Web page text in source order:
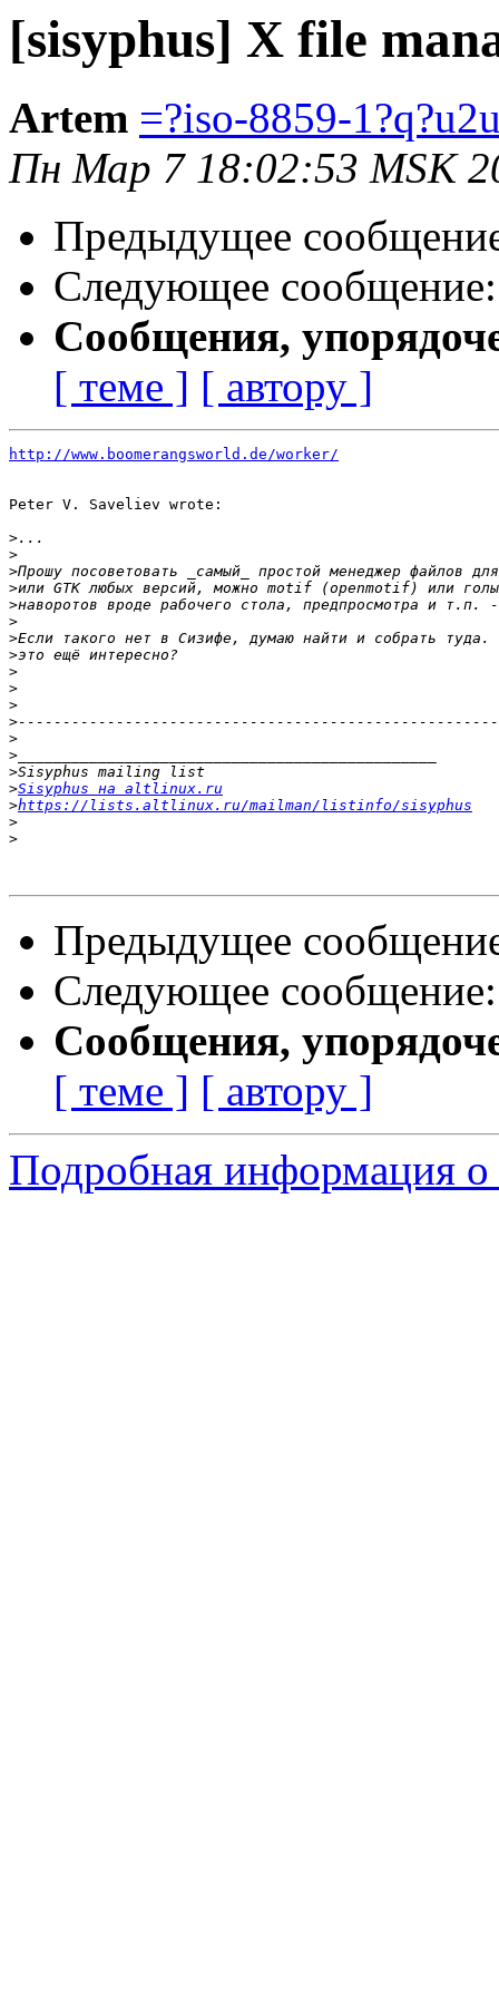
[sisyphus] X file
Artem =?iso-8859-
Пн Мар 7 18:02:53 MSK
Предыдущее
Следующее
Сообщения,
[ теме ] [ автору ]
http://www.boomerangsworld.de/worker/
Peter V. Saveliev wrote:
>
>
>
>
>
>
>
>
>
>
>
>
>
>
>
>Sisyphus на altlinux.ru
>https://lists.altlinux.ru/mailman/listinfo/sisyphus
>
>
Предыдущее
Следующее
Сообщения,
[ теме ] [ автору ]
Подробная информация о